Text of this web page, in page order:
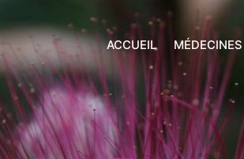
ACCUEIL